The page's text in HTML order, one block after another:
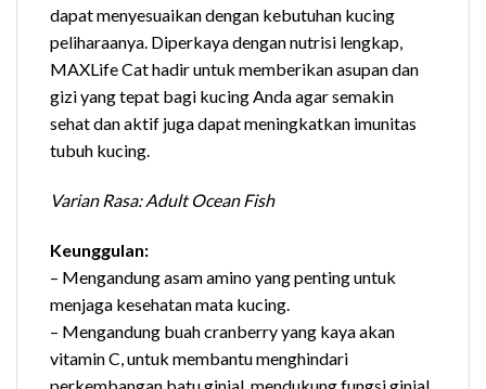
dapat menyesuaikan dengan kebutuhan kucing
peliharaanya. Diperkaya dengan nutrisi lengkap,
MAXLife Cat hadir untuk memberikan asupan dan
gizi yang tepat bagi kucing Anda agar semakin
sehat dan aktif juga dapat meningkatkan imunitas
tubuh kucing.
Varian Rasa: Adult Ocean Fish
Keunggulan:
– Mengandung asam amino yang penting untuk
menjaga kesehatan mata kucing.
– Mengandung buah cranberry yang kaya akan
vitamin C, untuk membantu menghindari